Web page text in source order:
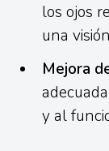
los ojos
una
Mejora
y al